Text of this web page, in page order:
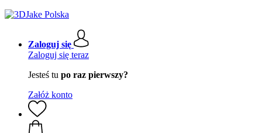
Zaloguj się
Zaloguj się teraz
Jesteś tu po raz pierwszy?
Załóż konto